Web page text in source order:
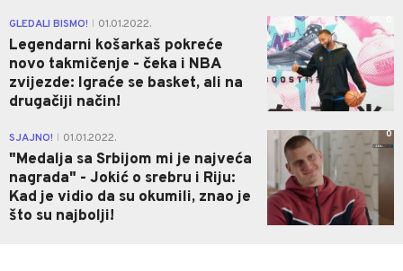
GLEDALI BISMO! 01.01.2022.
Legendarni košarkaš pokreće
novo takmičenje - čeka i NBA
zvijezde: Igraće se basket, ali na
drugačiji način!
SJAJNO! 01.01.2022.
"Medalja sa Srbijom mi je najveća
nagrada" - Jokić o srebru i Riju:
Kad je vidio da su okumili, znao je
što su najbolji!
0